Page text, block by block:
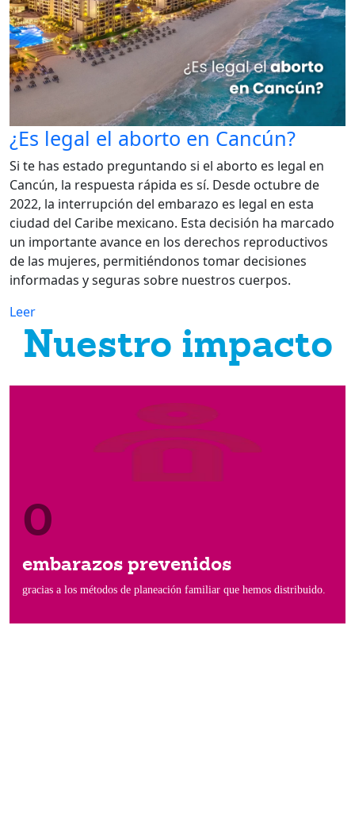
¿Es legal el aborto en Cancún?
Si te has estado preguntando si el aborto es legal en
Cancún, la respuesta rápida es sí. Desde octubre de
2022, la interrupción del embarazo es legal en esta
ciudad del Caribe mexicano. Esta decisión ha marcado
un importante avance en los derechos reproductivos
de las mujeres, permitiéndonos tomar decisiones
informadas y seguras sobre nuestros cuerpos.
Leer
Nuestro impacto
0
embarazos prevenidos
gracias a los métodos de planeación familiar que hemos distribuido.